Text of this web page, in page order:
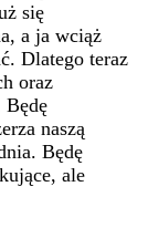
się
a ja wciąż
Dlatego teraz
oraz
Będę
naszą
Będę
ale